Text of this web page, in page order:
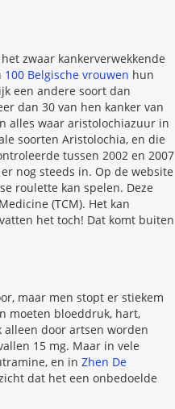
zwaar kankerverwekkende
100 Belgische vrouwen hun
een andere soort dan
dan 30 van hen kanker van
alles waar aristolochiazuur in
soorten Aristolochia, en die
tussen 2002 en 2007
nog steeds in. Op de website
roulette kan spelen. Deze
(TCM). Het kan
het toch! Dat komt buiten
maar men stopt er stiekem
moeten bloeddruk, hart,
door artsen worden
15 mg. Maar in vele
en in Zhen De
dat het een onbedoelde